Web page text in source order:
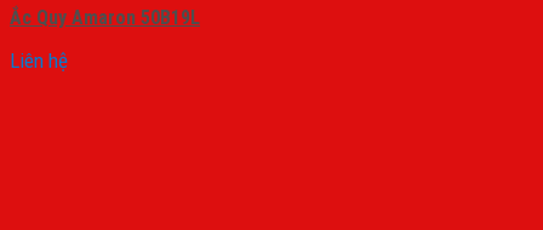
Ắc Quy Amaron 50B19L
Liên hệ